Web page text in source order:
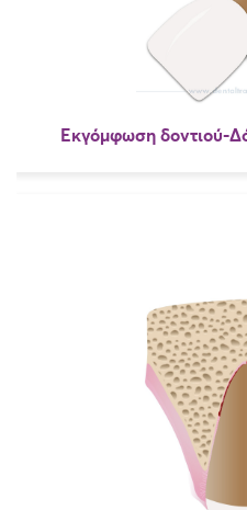
Εκγόμφωση δοντιού-